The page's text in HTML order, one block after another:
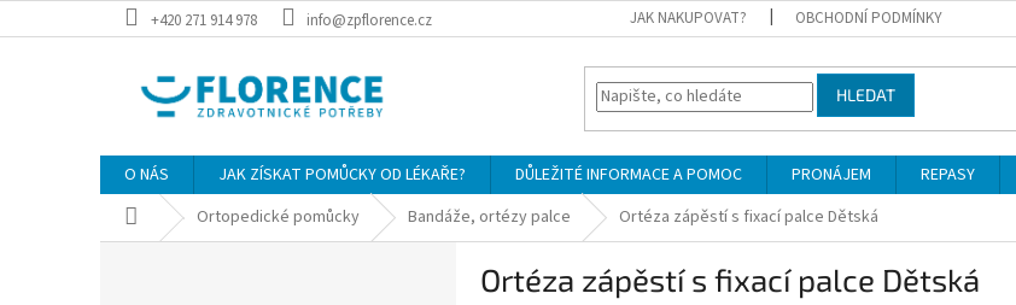
na
+420 271 914 978 info@zpflorence.cz JAK NAKUPOVAT? OBCHODNÍ PODMÍNKY
HLEDAT
O NÁS JAK ZÍSKAT POMŮCKY OD LÉKAŘE? DŮLEŽITÉ INFORMACE A POMOC PRONÁJEM REPASY
Domů Ortopedické pomůcky Bandáže, ortézy palce Ortéza zápěstí s fixací palce Dětská
Ortéza zápěstí s fixací palce Dětská